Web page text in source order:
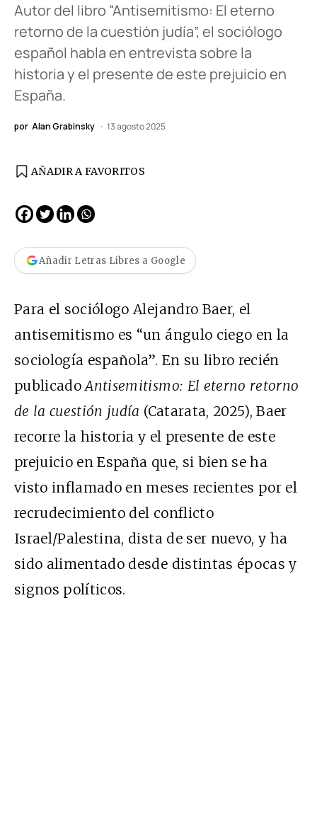
Autor del libro “Antisemitismo: El eterno
retorno de la cuestión judía”, el sociólogo
español habla en entrevista sobre la
historia y el presente de este prejuicio en
España.
por Alan Grabinsky 13 agosto 2025
AÑADIR A FAVORITOS
Añadir Letras Libres a Google
Para el sociólogo Alejandro Baer, el
antisemitismo es “un ángulo ciego en la
sociología española”. En su libro recién
publicadoAntisemitismo: El eterno retorno
de la cuestión judía (Catarata, 2025), Baer
recorre la historia y el presente de este
prejuicio en España que, si bien se ha
visto inflamado en meses recientes por el
recrudecimiento del conflicto
Israel/Palestina, dista de ser nuevo, y ha
sido alimentado desde distintas épocas y
signos políticos.